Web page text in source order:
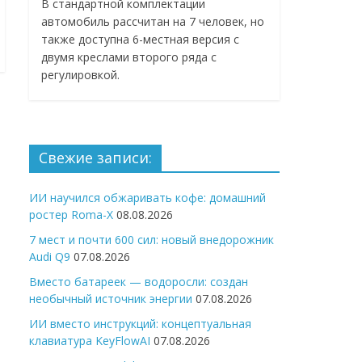
В стандартной комплектации
автомобиль рассчитан на 7 человек, но
также доступна 6-местная версия с
двумя креслами второго ряда с
регулировкой.
Свежие записи:
ИИ научился обжаривать кофе: домашний
ростер Roma-X 08.08.2026
7 мест и почти 600 сил: новый внедорожник
Audi Q9 07.08.2026
Вместо батареек — водоросли: создан
необычный источник энергии 07.08.2026
ИИ вместо инструкций: концептуальная
клавиатура KeyFlowAI 07.08.2026